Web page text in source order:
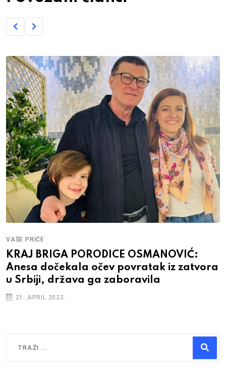
VAŠE PRIČE
KRAJ BRIGA PORODICE OSMANOVIĆ:
Anesa dočekala očev povratak iz zatvora
u Srbiji, država ga zaboravila
21. APRIL 2023.
Type 2 or more characters for results.